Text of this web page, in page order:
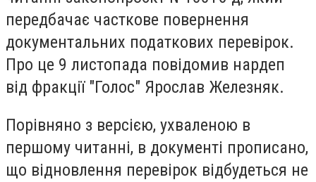
передбачає часткове повернення
документальних податкових перевірок.
Про це 9 листопада повідомив нардеп
від фракції "Голос" Ярослав Железняк.
Порівняно з версією, ухваленою в
першому читанні, в документі прописано,
що відновлення перевірок відбудеться не